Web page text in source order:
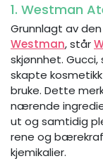
1. Westman
Grunnlagt av
Westman, står
skjønnhet.
skapte
bruke. Dette
nærende
ut og samtidig
rene og
kjemikalier.